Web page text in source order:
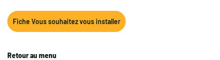
Fiche Vous souhaitez vous installer
Retour au menu